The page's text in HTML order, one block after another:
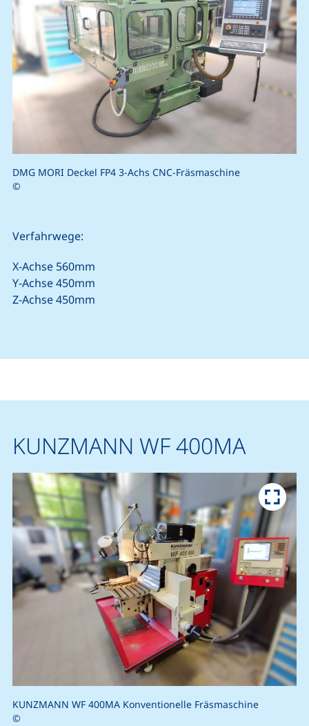
DMG MORI Deckel FP4 3-Achs CNC-Fräsmaschine
©
Verfahrwege:
X-Achse 560mm
Y-Achse 450mm
Z-Achse 450mm
KUNZMANN WF 400MA
KUNZMANN WF 400MA Konventionelle Fräsmaschine
©